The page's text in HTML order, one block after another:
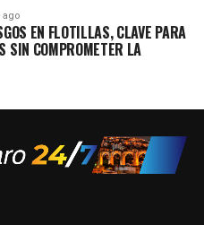
ago
EN FLOTILLAS, CLAVE PARA
SIN COMPROMETER LA